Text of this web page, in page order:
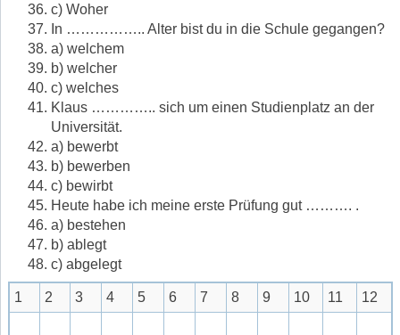
c) Woher
In …………….. Alter bist du in die Schule gegangen?
a) welchem
b) welcher
c) welches
Klaus ………….. sich um einen Studienplatz an der
Universität.
a) bewerbt
b) bewerben
c) bewirbt
Heute habe ich meine erste Prüfung gut ………. .
a) bestehen
b) ablegt
c) abgelegt
1 2 3 4 5 6 7 8 9 10 11 12